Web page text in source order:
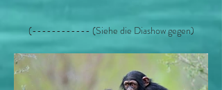
(------------ (Siehe die Diashow gegen)